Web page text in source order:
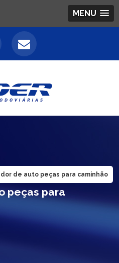
MENU
de auto peças para caminhão
peças para